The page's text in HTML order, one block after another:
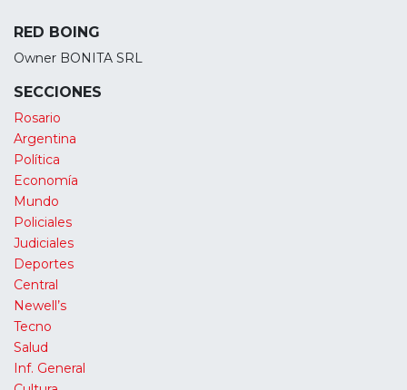
RED BOING
Owner BONITA SRL
SECCIONES
Rosario
Argentina
Política
Economía
Mundo
Policiales
Judiciales
Deportes
Central
Newell’s
Tecno
Salud
Inf. General